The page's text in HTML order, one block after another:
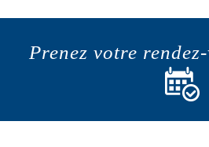
Prenez votre